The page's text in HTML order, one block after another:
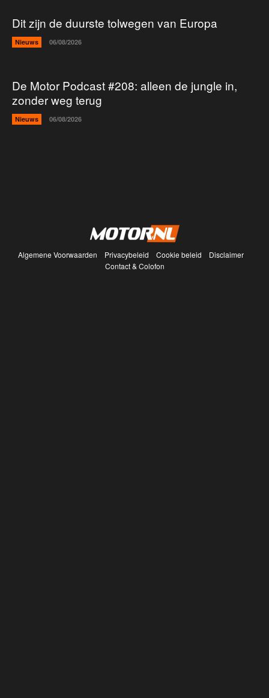
Dit zijn de duurste tolwegen van Europa
Nieuws 06/08/2026
De Motor Podcast #208: alleen de jungle in,
zonder weg terug
Nieuws 06/08/2026
Algemene Voorwaarden Privacybeleid Cookie beleid
Disclaimer
Contact & Colofon